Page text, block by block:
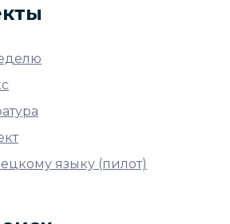
языку (пилот)